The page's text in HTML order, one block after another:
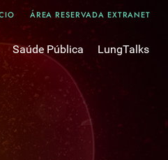
ÁREA RESERVADA EXTRANET
Saúde Pública LungTalks